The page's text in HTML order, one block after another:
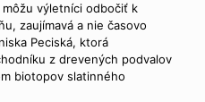
výletníci odbočiť k
zaujímavá a nie časovo
Peciská, ktorá
z drevených podvalov
biotopov slatinného